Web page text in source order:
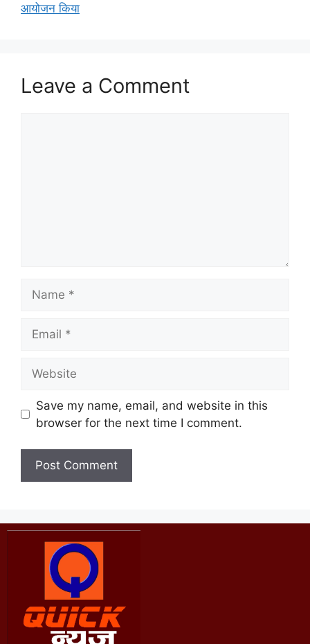
आयोजन किया
Leave a Comment
Save my name, email, and website in this
browser for the next time I comment.